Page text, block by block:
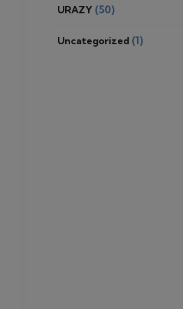
URAZY (50)
Uncategorized (1)